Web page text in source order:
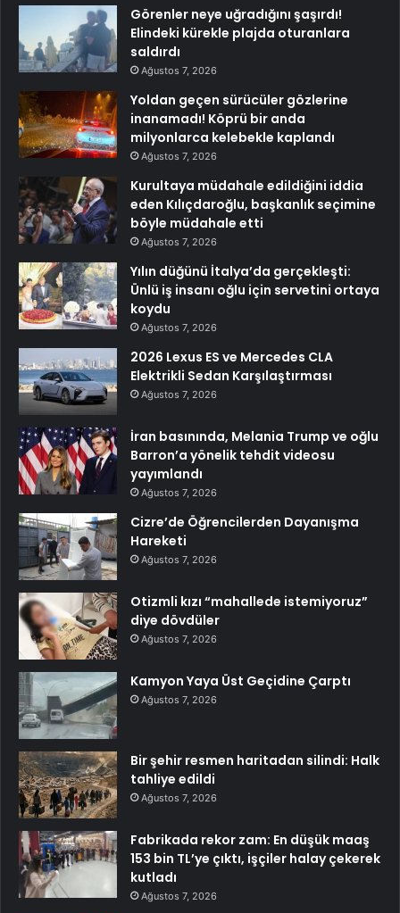
Görenler neye uğradığını şaşırdı!
Elindeki kürekle plajda oturanlara
saldırdı
Ağustos 7, 2026
Yoldan geçen sürücüler gözlerine
inanamadı! Köprü bir anda
milyonlarca kelebekle kaplandı
Ağustos 7, 2026
Kurultaya müdahale edildiğini iddia
eden Kılıçdaroğlu, başkanlık seçimine
böyle müdahale etti
Ağustos 7, 2026
Yılın düğünü İtalya’da gerçekleşti:
Ünlü iş insanı oğlu için servetini ortaya
koydu
Ağustos 7, 2026
2026 Lexus ES ve Mercedes CLA
Elektrikli Sedan Karşılaştırması
Ağustos 7, 2026
İran basınında, Melania Trump ve oğlu
Barron’a yönelik tehdit videosu
yayımlandı
Ağustos 7, 2026
Cizre’de Öğrencilerden Dayanışma
Hareketi
Ağustos 7, 2026
Otizmli kızı “mahallede istemiyoruz”
diye dövdüler
Ağustos 7, 2026
Kamyon Yaya Üst Geçidine Çarptı
Ağustos 7, 2026
Bir şehir resmen haritadan silindi: Halk
tahliye edildi
Ağustos 7, 2026
Fabrikada rekor zam: En düşük maaş
153 bin TL’ye çıktı, işçiler halay çekerek
kutladı
Ağustos 7, 2026